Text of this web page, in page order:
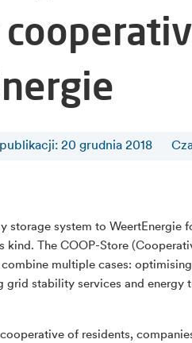
20 grudnia 2018
storage system to WeertEnergie
kind. The COOP-Store
combine multiple cases:
grid stability services and energy
of residents,